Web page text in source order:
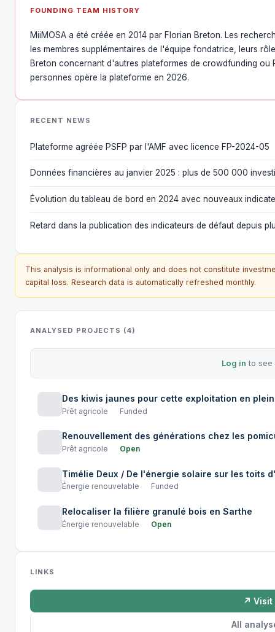
FOUNDING TEAM HISTORY
MiiMOSA a été créée en 2014 par Florian Breton. Les
les membres supplémentaires de l'équipe fondatrice, leurs
Breton concernant d'autres plateformes de crowdfunding ou
personnes opère la plateforme en 2026.
RECENT NEWS
Plateforme agréée PSFP par l'AMF avec licence FP-2024-05
Données financières au janvier 2025 : plus de 500 000
Évolution du tableau de bord en 2024 avec nouveaux
Retard dans la publication des indicateurs de défaut depuis
This analysis is informational only and does not constitute
capital loss. Research data is automatically refreshed monthly.
ANALYSED PROJECTS (4)
Log in to see
Des kiwis jaunes pour cette exploitation en
Prêt agricole Funded
Renouvellement des générations chez les
Prêt agricole Open
Timélie Deux / De l'énergie solaire sur les toits
Énergie renouvelable Funded
Relocaliser la filière granulé bois en Sarthe
Énergie renouvelable Open
LINKS
↗ Visit
All